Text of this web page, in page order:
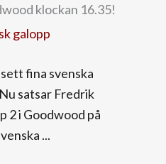
klockan 16.35!
galopp
fina svenska
satsar Fredrik
2 i Goodwood på
...